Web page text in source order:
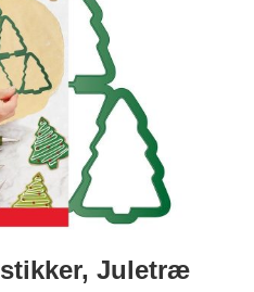
Læg i kurv
Juletræ